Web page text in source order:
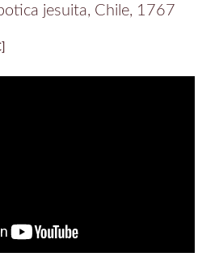
jesuita, Chile, 1767